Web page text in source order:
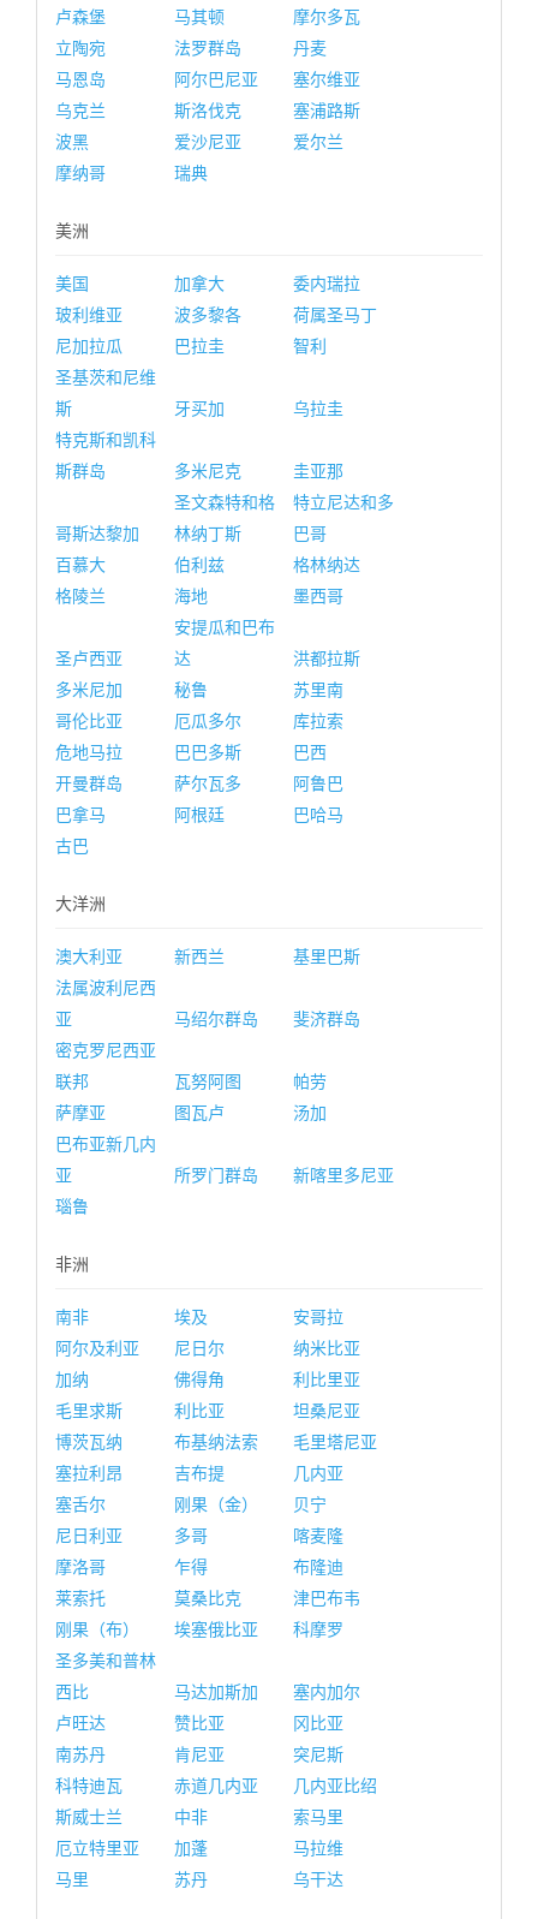
卢森堡
马其顿
摩尔多瓦
立陶宛
法罗群岛
丹麦
马恩岛
阿尔巴尼亚
塞尔维亚
乌克兰
斯洛伐克
塞浦路斯
波黑
爱沙尼亚
爱尔兰
摩纳哥
瑞典
美洲
美国 加拿大
委内瑞拉
玻利维亚
波多黎各
荷属圣马丁
尼加拉瓜
巴拉圭
智利
圣基茨和尼维
斯
牙买加
乌拉圭
特克斯和凯科
斯群岛
多米尼克 圭亚那
哥斯达黎加
圣文森特和格
林纳丁斯
特立尼达和多
巴哥
百慕大
伯利兹
格林纳达
格陵兰
海地 墨西哥
圣卢西亚
安提瓜和巴布
达
洪都拉斯
多米尼加
秘鲁
苏里南
哥伦比亚
厄瓜多尔
库拉索
危地马拉
巴巴多斯
巴西
开曼群岛
萨尔瓦多
阿鲁巴
巴拿马
阿根廷
巴哈马
古巴
大洋洲
澳大利亚 新西兰
基里巴斯
法属波利尼西
亚
马绍尔群岛
斐济群岛
密克罗尼西亚
联邦
瓦努阿图
帕劳
萨摩亚
图瓦卢
汤加
巴布亚新几内
亚
所罗门群岛
新喀里多尼亚
瑙鲁
非洲
南非 埃及
安哥拉
阿尔及利亚
尼日尔
纳米比亚
加纳
佛得角
利比里亚
毛里求斯
利比亚
坦桑尼亚
博茨瓦纳
布基纳法索
毛里塔尼亚
塞拉利昂
吉布提
几内亚
塞舌尔
刚果（金）
贝宁
尼日利亚
多哥
喀麦隆
摩洛哥
乍得
布隆迪
莱索托
莫桑比克
津巴布韦
刚果（布）
埃塞俄比亚
科摩罗
圣多美和普林
西比
马达加斯加
塞内加尔
卢旺达
赞比亚
冈比亚
南苏丹
肯尼亚
突尼斯
科特迪瓦
赤道几内亚
几内亚比绍
斯威士兰
中非
索马里
厄立特里亚
加蓬
马拉维
马里
苏丹 乌干达